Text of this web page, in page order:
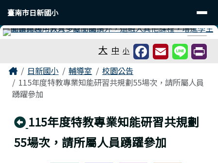
臺南市日新國小
導覽列
臺南市日新國小
⏸
大 中 小
主內容區域
Home日新國小 輔導室
校園公告
115年度特教專業知能研習共規劃55場次，請所屬人員
踴躍參加
回上頁
115年度特教專業知能研習共規劃
55場次，請所屬人員踴躍參加
頁尾區域